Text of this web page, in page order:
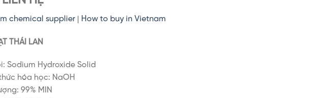
chemical supplier | How to buy in Vietnam
THÁI LAN
Sodium Hydroxide Solid
hóa học: NaOH
99% MIN